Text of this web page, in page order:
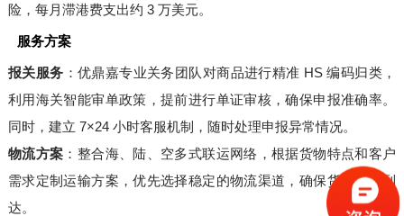
险，每月滞港费支出约 3 万美元。
服务方案
报关服务 ：优鼎嘉专业关务团队对商品进行精准 HS 编码归类，
利用海关智能审单政策，提前进行单证审核，确保申报准确率。
同时，建立 7×24 小时客服机制，随时处理申报异常情况。
物流方案 ：整合海、陆、空多式联运网络，根据货物特点和客户
需求定制运输方案，优先选择稳定的物流渠道，确保货物按时到
达。